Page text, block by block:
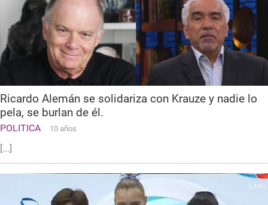
Ricardo Alemán se solidariza con Krauze y nadie lo
pela, se burlan de él.
POLITICA 10 años
[...]